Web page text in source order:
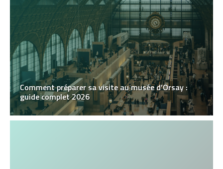
Comment préparer sa visite au musée d’Orsay :
guide complet 2026